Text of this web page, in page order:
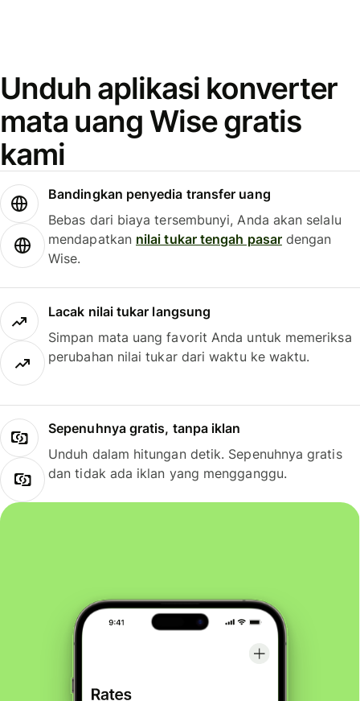
Unduh aplikasi konverter
mata uang Wise gratis
kami
Bandingkan penyedia transfer uang
Bebas dari biaya tersembunyi, Anda akan selalu
mendapatkan nilai tukar tengah pasardengan
Wise.
Lacak nilai tukar langsung
Simpan mata uang favorit Anda untuk memeriksa
perubahan nilai tukar dari waktu ke waktu.
Sepenuhnya gratis, tanpa iklan
Unduh dalam hitungan detik. Sepenuhnya gratis
dan tidak ada iklan yang mengganggu.